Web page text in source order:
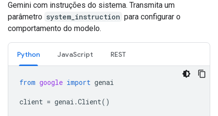
Gemini com instruções do sistema. Transmita um
parâmetro system_instruction para configurar o
comportamento do modelo.
Python JavaScript REST
from google import genai
client = genai .Client()